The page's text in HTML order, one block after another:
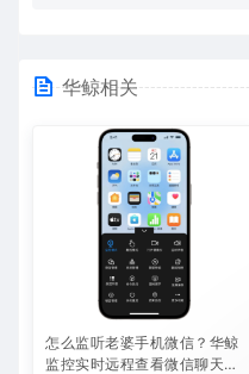
华鲸相关
怎么监听老婆手机微信？华鲸
监控实时远程查看微信聊天记